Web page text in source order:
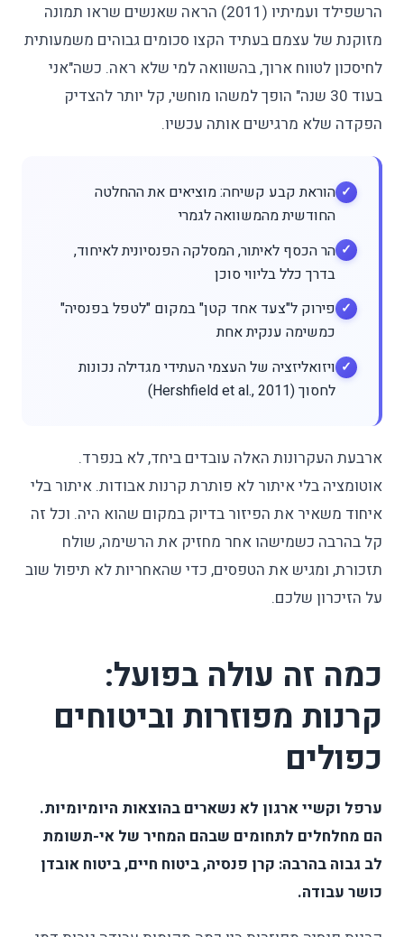
הרשפילד ועמיתיו (2011) הראה שאנשים שראו תמונה
מזוקנת של עצמם בעתיד הקצו סכומים גבוהים משמעותית
לחיסכון לטווח ארוך, בהשוואה למי שלא ראה. כשה"אני
בעוד 30 שנה" הופך למשהו מוחשי, קל יותר להצדיק
הפקדה שלא מרגישים אותה עכשיו.
הוראת קבע קשיחה: מוציאים את ההחלטה
החודשית מהמשוואה לגמרי
הר הכסף לאיתור, המסלקה הפנסיונית לאיחוד,
בדרך כלל בליווי סוכן
פירוק ל"צעד אחד קטן" במקום "לטפל בפנסיה"
כמשימה ענקית אחת
ויזואליזציה של העצמי העתידי מגדילה נכונות
לחסוך (Hershfield et al., 2011)
ארבעת העקרונות האלה עובדים ביחד, לא בנפרד.
אוטומציה בלי איתור לא פותרת קרנות אבודות. איתור בלי
איחוד משאיר את הפיזור בדיוק במקום שהוא היה. וכל זה
קל בהרבה כשמישהו אחר מחזיק את הרשימה, שולח
תזכורת, ומגיש את הטפסים, כדי שהאחריות לא תיפול שוב
על הזיכרון שלכם.
כמה זה עולה בפועל:
קרנות מפוזרות וביטוחים
כפולים
ערפל וקשיי ארגון לא נשארים בהוצאות היומיומיות.
הם מחלחלים לתחומים שבהם המחיר של אי-תשומת
לב גבוה בהרבה: קרן פנסיה, ביטוח חיים, ביטוח אובדן
כושר עבודה.